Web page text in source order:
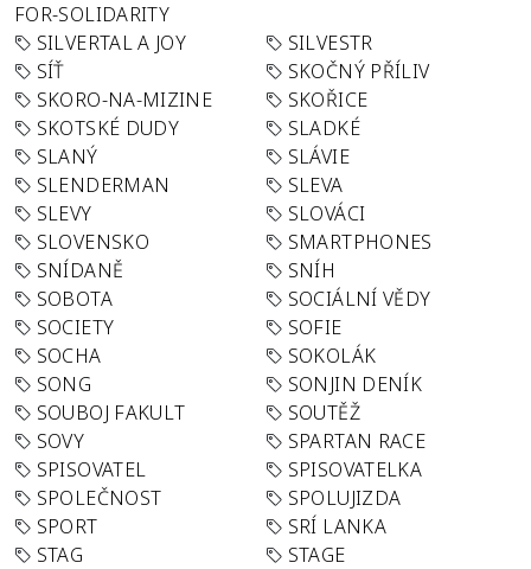
FOR-SOLIDARITY
SILVERTAL A JOY
SILVESTR
SÍŤ
SKOČNÝ PŘÍLIV
SKORO-NA-MIZINE
SKOŘICE
SKOTSKÉ DUDY
SLADKÉ
SLANÝ
SLÁVIE
SLENDERMAN
SLEVA
SLEVY
SLOVÁCI
SLOVENSKO
SMARTPHONES
SNÍDANĚ
SNÍH
SOBOTA
SOCIÁLNÍ VĚDY
SOCIETY
SOFIE
SOCHA
SOKOLÁK
SONG
SONJIN DENÍK
SOUBOJ FAKULT
SOUTĚŽ
SOVY
SPARTAN RACE
SPISOVATEL
SPISOVATELKA
SPOLEČNOST
SPOLUJIZDA
SPORT
SRÍ LANKA
STAG
STAGE